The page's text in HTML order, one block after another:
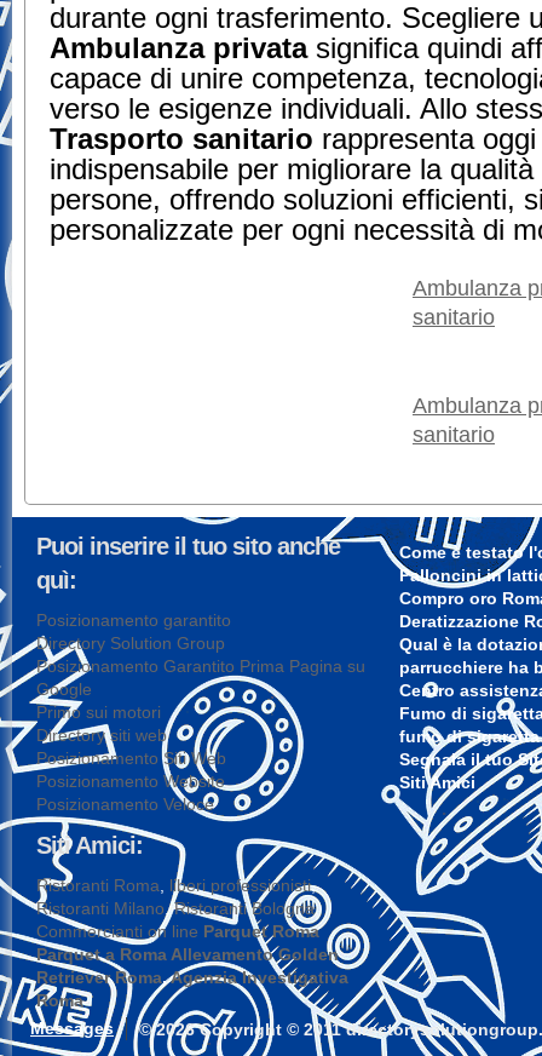
durante ogni trasferimento. Scegliere
Ambulanza privatasignifica quindi
capace di unire competenza,
verso le esigenze individuali. Allo
Trasporto sanitario rappresenta
indispensabile per migliorare la
persone, offrendo soluzioni efficienti,
personalizzate per ogni necessità di
Ambulanza
sanitario
Ambulanza
sanitario
Puoi inserire il tuo sito anche
quì:
Posizionamento garantito
Directory Solution Group
Posizionamento Garantito Prima Pagina su
Google
Primo sui motori
Directory siti web
Posizionamento Siti Web
Posizionamento Website
Posizionamento Veloce
Siti Amici:
Ristoranti Roma liberi professionisti,
Ristoranti Milano,Ristoranti Bologna,
Commercianti on line Parquet Roma
Parquet a Roma Allevamento Golden
Retriever Roma,Agenzia Investigativa
Roma
Come è testato
Palloncini in
Compro oro
Deratizzazione
Qual è la
parrucchiere ha
Centro
Fumo di
fumo di sigaretta
Segnala il tuo
Siti Amici
Messages © 2026 Copyright © 2011